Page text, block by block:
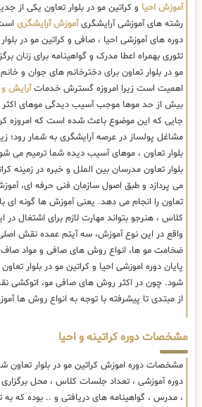
آموزش احیا و کراتین مو در بلوار تعاون یکی از
رشته های آموزشی آرایشگریآموزش آرایشگری
دوره های آموزشی احیا ، صافی و کراتین مو در
تئوری بهمراه اعطا مدرک و گواهینامه برای زنان
مو در بلوار تعاون برای دخترخانم های جوان و
اهمیت است زیرا امروزه گسترش خدماتآرایش
بیش از حد موها موجب آسیب دیدگی موهای
جایی که این موضوع باعث شده است که امروزه
مشاغل پولساز در عرصه آرایشگری به شمار رود؛
بلوار تعاون ، موهای آسیب دیده شما ترمیم می
بلوار تعاون مدرسان بین الملل و خبره در زمینه
می پردازد و طبق اصول سازمان فنی حرفه ای،
تعاون را انجام می دهد. یعنی آموزش ها گونه ای
کلاس ، هنرجو بتواند مهارت لازم برای اشتغال در
واقع در این نوع آموزش، سه آیتم عمده نقش
ضخامت مو ها، انواع روش های صافی و مواد صاف
پایان دوره اموزشی احیا و کراتین مو در بلوار
شود. چون در اکثر روش های صافی مو، اتوکشی
از مبتدی تا پیشرفته با توجه به انواع روش ها
مشخصات دوره کراتینه و احیا
مشخصات دوره اموزش کراتین مو در بلوار تعاون
دوره آموزشی ، تعداد جلسات کلاس ، محل برگزاری
، مدرس ، گواهینامه های دریافتی و .. بوده که